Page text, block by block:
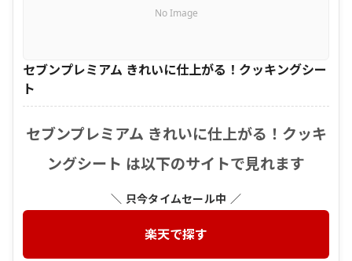
No Image
セブンプレミアム きれいに仕上がる！クッキングシー
ト
セブンプレミアム きれいに仕上がる！クッキ
ングシート は以下のサイトで見れます
＼ 只今タイムセール中 ／
楽天で探す